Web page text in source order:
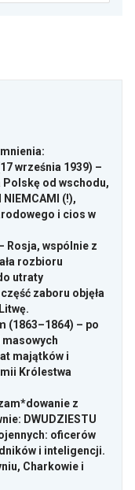
września 1939) –
od wschodu,
NIEMCAMI (!),
i cios w
Rosja, wspólnie z
rozbioru
utraty
zaboru objęła
(1863–1864) – po
majątków i
Królestwa
z
DWUDZIESTU
oficerów
i inteligencji.
Charkowie i